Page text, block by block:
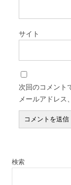
サイト
次回のコメント
メールアドレス
検索